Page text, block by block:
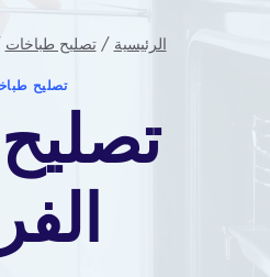
الرئيسية / تصليح طباخات
تصليح